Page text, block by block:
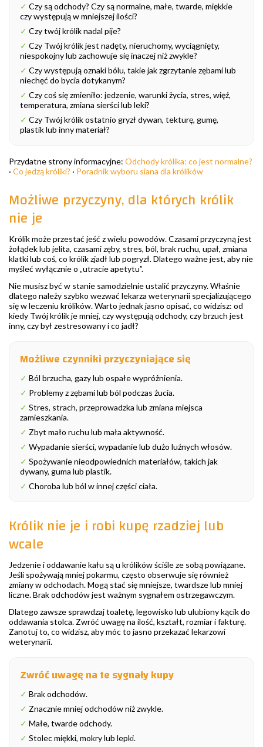
✓ Czy są odchody? Czy są normalne, małe, twarde, miękkie
czy występują w mniejszej ilości?
✓ Czy twój królik nadal pije?
✓ Czy Twój królik jest nadęty, nieruchomy, wyciągnięty,
niespokojny lub zachowuje się inaczej niż zwykle?
✓ Czy występują oznaki bólu, takie jak zgrzytanie zębami lub
niechęć do bycia dotykanym?
✓ Czy coś się zmieniło: jedzenie, warunki życia, stres, więź,
temperatura, zmiana sierści lub leki?
✓ Czy Twój królik ostatnio gryzł dywan, tekturę, gumę,
plastik lub inny materiał?
Przydatne strony informacyjne: Odchody królika: co jest normalne?
· Co jedzą króliki? · Poradnik wyboru siana dla królików
Możliwe przyczyny, dla których królik
nie je
Królik może przestać jeść z wielu powodów. Czasami przyczyną jest
żołądek lub jelita, czasami zęby, stres, ból, brak ruchu, upał, zmiana
klatki lub coś, co królik zjadł lub pogryzł. Dlatego ważne jest, aby nie
myśleć wyłącznie o „utracie apetytu”.
Nie musisz być w stanie samodzielnie ustalić przyczyny. Właśnie
dlatego należy szybko wezwać lekarza weterynarii specjalizującego
się w leczeniu królików. Warto jednak jasno opisać, co widzisz: od
kiedy Twój królik je mniej, czy występują odchody, czy brzuch jest
inny, czy był zestresowany i co jadł?
Możliwe czynniki przyczyniające się
✓ Ból brzucha, gazy lub ospałe wypróżnienia.
✓ Problemy z zębami lub ból podczas żucia.
✓ Stres, strach, przeprowadzka lub zmiana miejsca
zamieszkania.
✓ Zbyt mało ruchu lub mała aktywność.
✓ Wypadanie sierści, wypadanie lub dużo luźnych włosów.
✓ Spożywanie nieodpowiednich materiałów, takich jak
dywany, guma lub plastik.
✓ Choroba lub ból w innej części ciała.
Królik nie je i robi kupę rzadziej lub
wcale
Jedzenie i oddawanie kału są u królików ściśle ze sobą powiązane.
Jeśli spożywają mniej pokarmu, często obserwuje się również
zmiany w odchodach. Mogą stać się mniejsze, twardsze lub mniej
liczne. Brak odchodów jest ważnym sygnałem ostrzegawczym.
Dlatego zawsze sprawdzaj toaletę, legowisko lub ulubiony kącik do
oddawania stolca. Zwróć uwagę na ilość, kształt, rozmiar i fakturę.
Zanotuj to, co widzisz, aby móc to jasno przekazać lekarzowi
weterynarii.
Zwróć uwagę na te sygnały kupy
✓ Brak odchodów.
✓ Znacznie mniej odchodów niż zwykle.
✓ Małe, twarde odchody.
✓ Stolec miękki, mokry lub lepki.